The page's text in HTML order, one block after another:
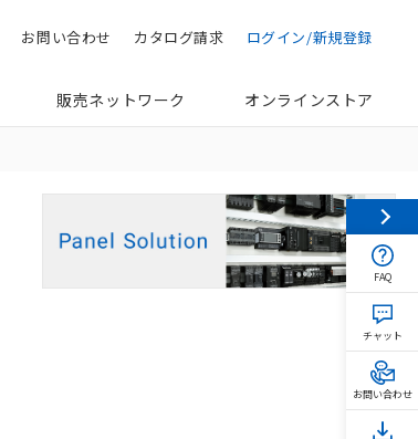
検索 ログイン/新規登録
カタログ請求
お問い合わせ
販売ネットワーク オンラインストア
FAQ
チャット
お問い合わせ